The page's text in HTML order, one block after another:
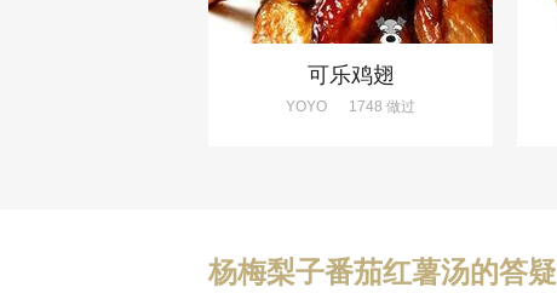
可乐鸡翅
YOYO 1748 做过
杨梅梨子番茄红薯汤的答疑